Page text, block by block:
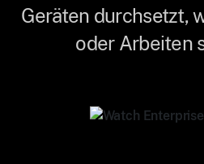
Geräten durchsetzt,
oder Arbeiten